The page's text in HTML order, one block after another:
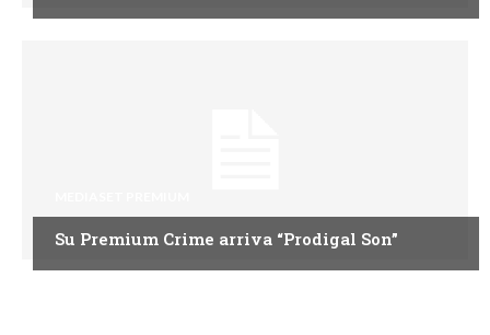
Su Premium Crime arriva “Prodigal Son”